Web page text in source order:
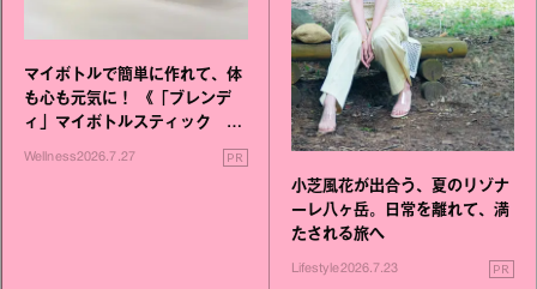
マイボトルで簡単に作れて、体
も心も元気に！ 《「ブレンデ
ィ」マイボトルスティック い
いこと毎日》シリーズが誕生
Wellness2026.7.27 PR
小芝風花が出合う、夏のリゾナ
ーレ八ヶ岳。日常を離れて、満
たされる旅へ
Lifestyle2026.7.23 PR